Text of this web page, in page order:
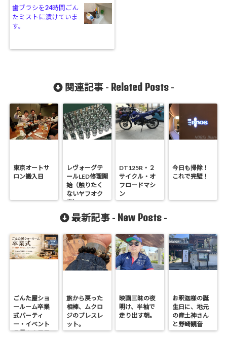
歯ブラシを24時間ごん
たミストに漬けていま
す。
関連記事 - Related Posts-
東京オートサ
ロン搬入日
レヴォーグテ
ールLED修理開
始（触りたく
ないヤフオク
産）
DT125R・２
サイクル・オ
フロードマシ
ン
今日も掃除！
これで完璧！
最新記事 - New Posts -
ごんた屋ショ
ールーム卒業
式パーティ
ー・イベント
７月１９日日
旅から戻った
相棒、ムクロ
ジのブレスレ
ット。
映画三昧の夜
明け、半袖で
走り出す朝。
お釈迦様の誕
生日に、地元
の産土神さん
と野崎観音
へ。